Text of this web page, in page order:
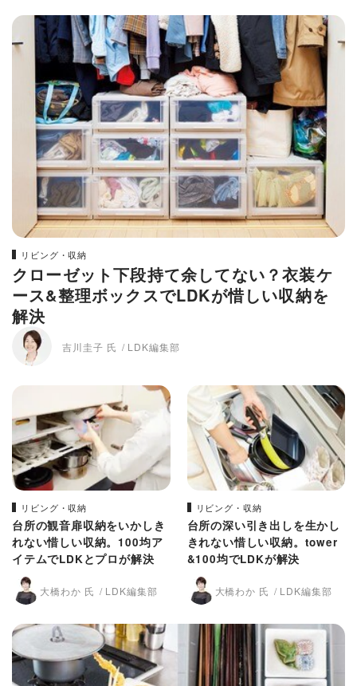
リビング・収納
クローゼット下段持て余してない？衣装ケ
ース&整理ボックスでLDKが惜しい収納を
解決
吉川圭子 氏 LDK編集部
リビング・収納
台所の観音扉収納をいかしき
れない惜しい収納。100均ア
イテムでLDKとプロが解決
大橋わか 氏 LDK編集部
リビング・収納
台所の深い引き出しを生かし
きれない惜しい収納。tower
&100均でLDKが解決
大橋わか 氏 LDK編集部